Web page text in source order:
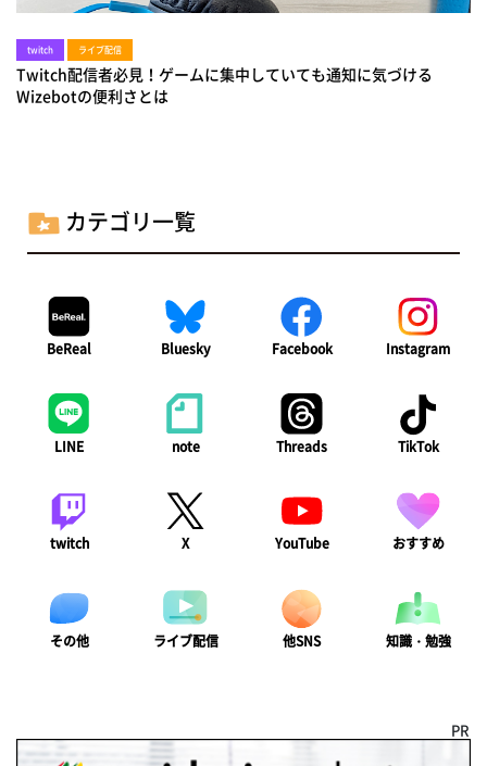
twitch ライブ配信
Twitch配信者必見！ゲームに集中していても通知に気づける
Wizebotの便利さとは
カテゴリ一覧
BeReal Bluesky Facebook Instagram
LINE note Threads TikTok
twitch X YouTube おすすめ
その他 ライブ配信 他SNS 知識・勉強
PR